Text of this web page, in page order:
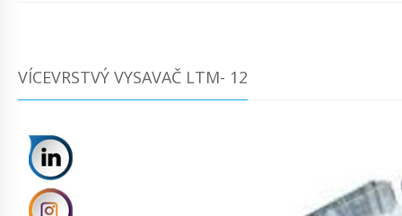
VÍCEVRSTVÝ VYSAVAČ LTM- 12